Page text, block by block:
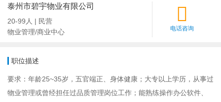
泰州市碧宇物业有限公司
20-99人 | 民营
物业管理/商业中心
电话咨询
职位描述
要求：年龄25~35岁，五官端正、身体健康；大专以上学历，从事过
物业管理或曾经担任过品质管理岗位工作；能熟练操作办公软件、